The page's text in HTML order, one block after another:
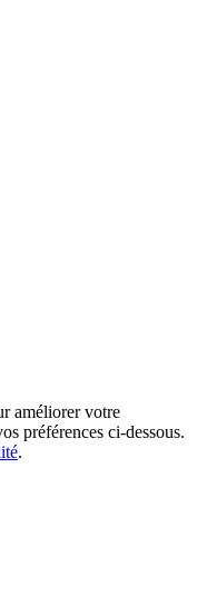
améliorer votre
préférences ci-dessous.
.